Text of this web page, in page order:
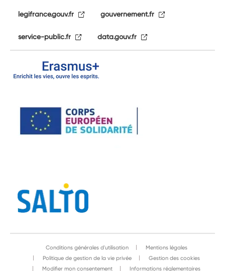
legifrance.gouv.fr gouvernement.fr
service-public.fr data.gouv.fr
Conditions générales d'utilisation
Mentions légales
Politique de gestion de la vie privée
Gestion des cookies
Modifier mon consentement
Informations réglementaires